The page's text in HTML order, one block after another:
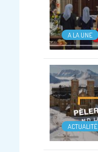
A LA UNE
ACTUALITÉ